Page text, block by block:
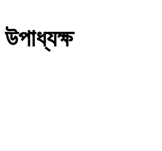
উপাধ্যক্ষ